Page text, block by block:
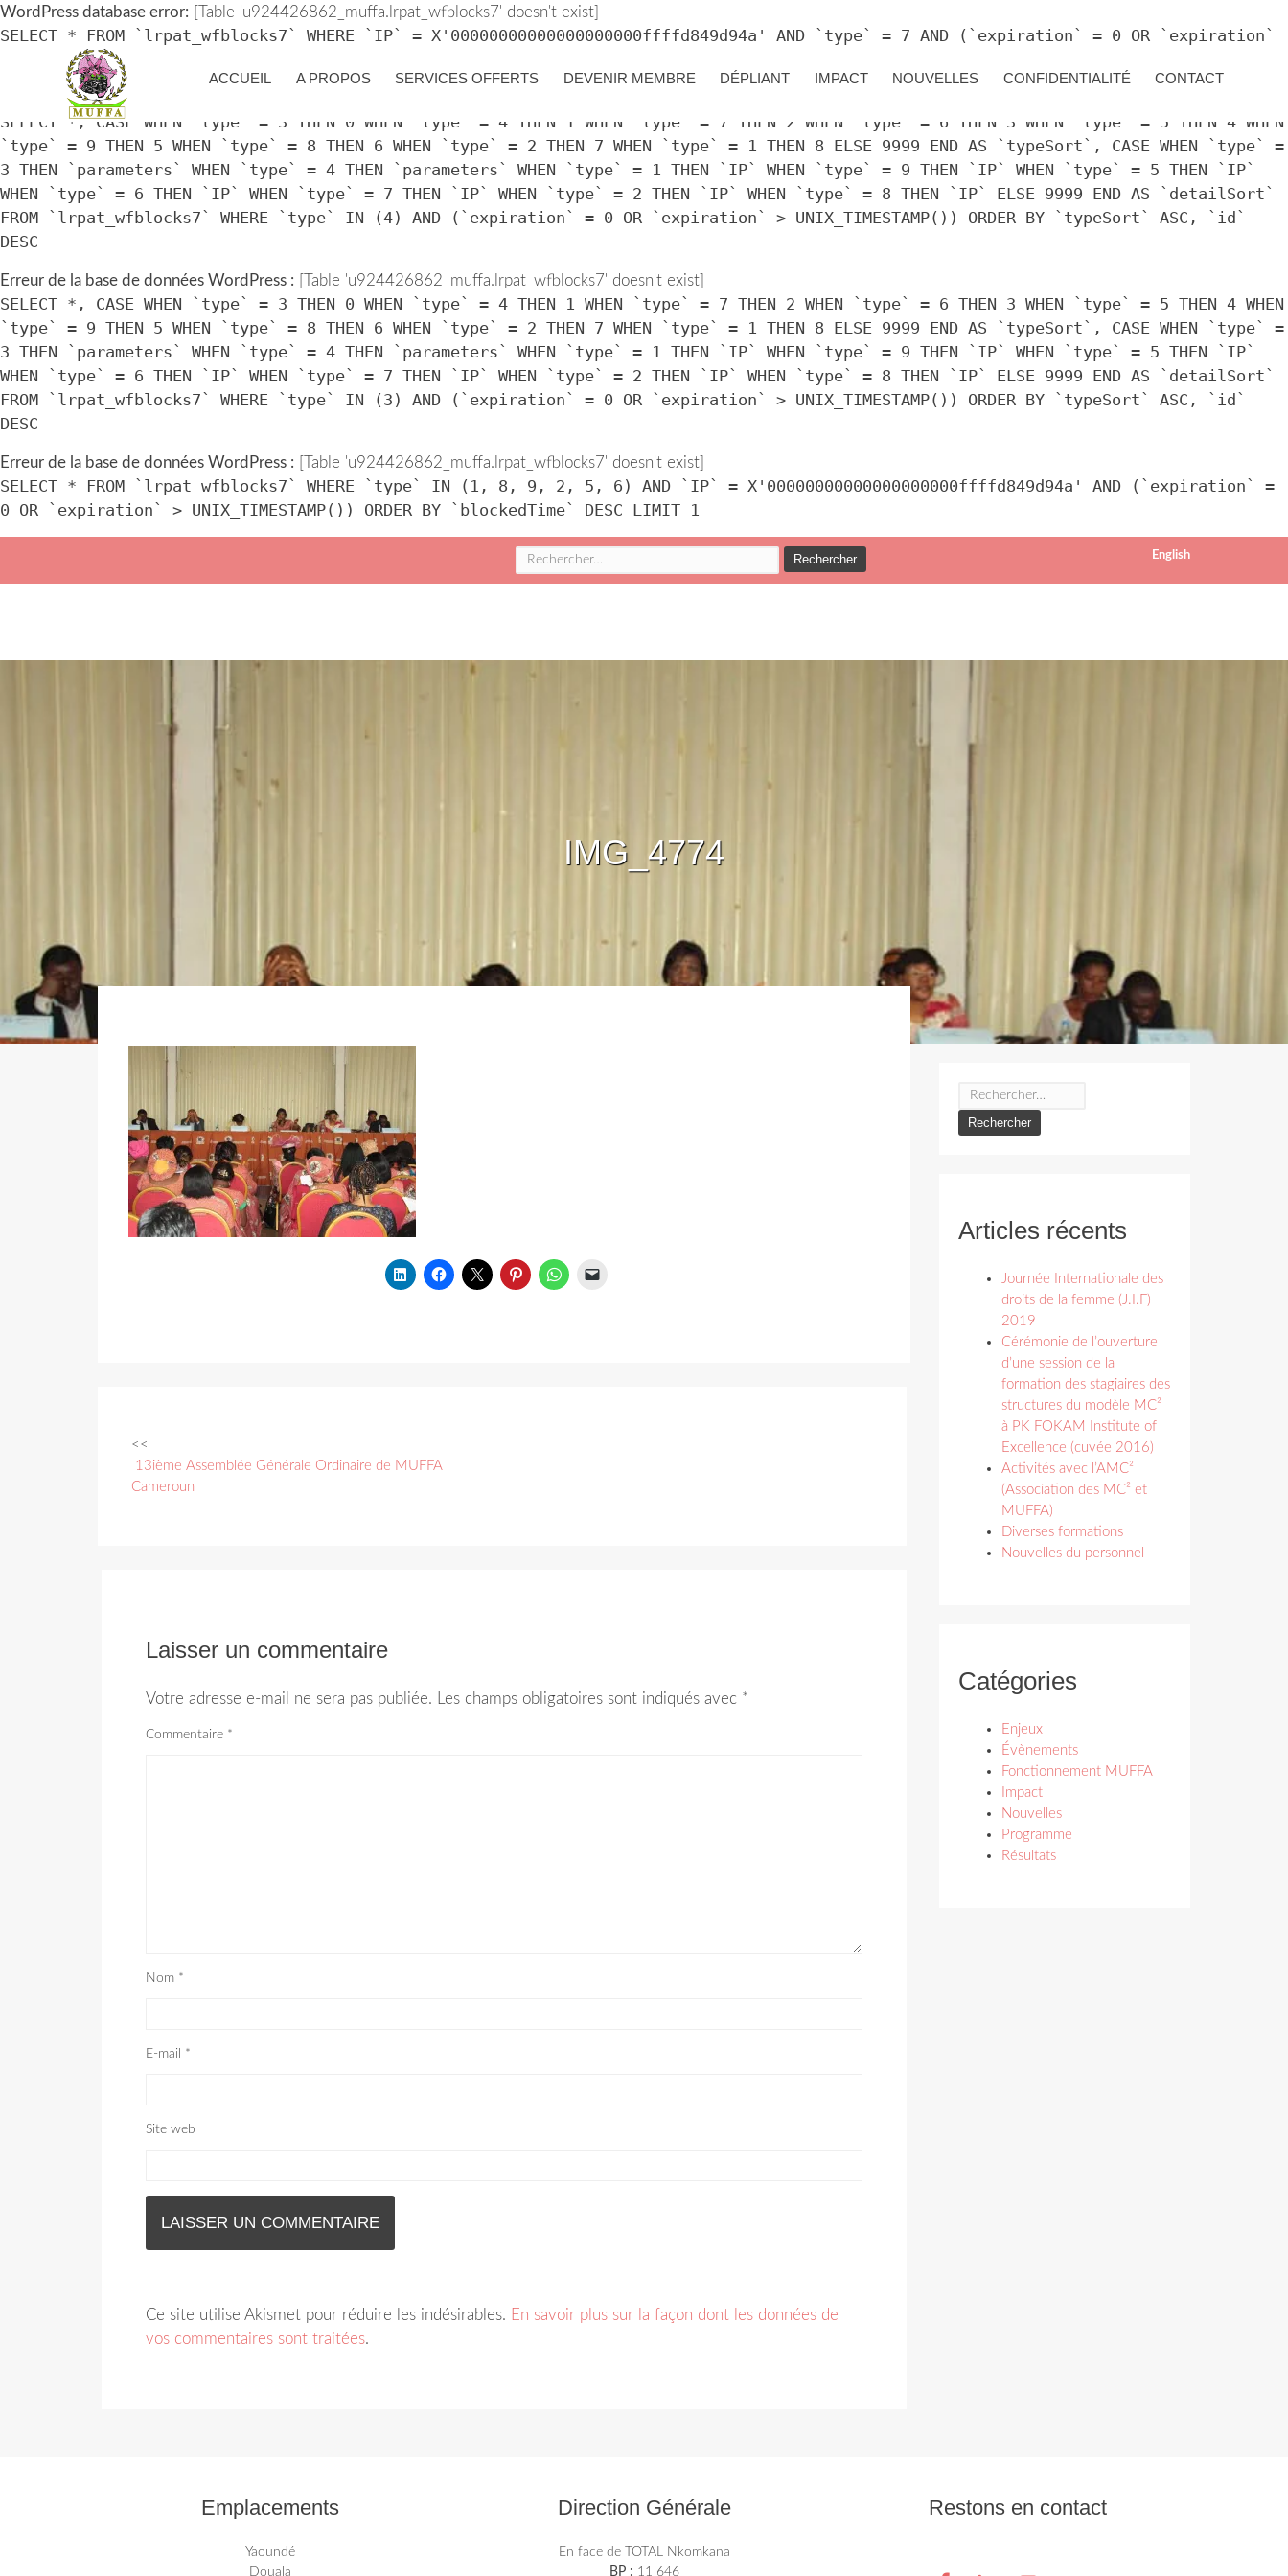
WordPress database error: [Table 'u924426862_muffa.lrpat_wfblocks7' doesn't exist]
SELECT * FROM `lrpat_wfblocks7` WHERE `IP` = X'00000000000000000000ffffd849d94a' AND `type` = 7 AND (`expiration` = 0 OR `expiration`
> UNIX_TIMESTAMP())
Erreur de la base de données WordPress :
SELECT *, CASE WHEN `type` = 3 THEN 0 WHEN `type` = 4 THEN 1 WHEN `type` = 7 THEN 2 WHEN `type` = 6 THEN 3 WHEN `type` = 5 THEN 4 WHEN
`type` = 9 THEN 5 WHEN `type` = 8 THEN 6 WHEN `type` = 2 THEN 7 WHEN `type` = 1 THEN 8 ELSE 9999 END AS `typeSort`, CASE WHEN `type` =
3 THEN `parameters` WHEN `type` = 4 THEN `parameters` WHEN `type` = 1 THEN `IP` WHEN `type` = 9 THEN `IP` WHEN `type` = 5 THEN `IP`
WHEN `type` = 6 THEN `IP` WHEN `type` = 7 THEN `IP` WHEN `type` = 2 THEN `IP` WHEN `type` = 8 THEN `IP` ELSE 9999 END AS `detailSort`
FROM `lrpat_wfblocks7` WHERE `type` IN (4) AND (`expiration` = 0 OR `expiration` > UNIX_TIMESTAMP()) ORDER BY `typeSort` ASC, `id`
DESC
Erreur de la base de données WordPress : [Table 'u924426862_muffa.lrpat_wfblocks7' doesn't exist]
SELECT *, CASE WHEN `type` = 3 THEN 0 WHEN `type` = 4 THEN 1 WHEN `type` = 7 THEN 2 WHEN `type` = 6 THEN 3 WHEN `type` = 5 THEN 4 WHEN
`type` = 9 THEN 5 WHEN `type` = 8 THEN 6 WHEN `type` = 2 THEN 7 WHEN `type` = 1 THEN 8 ELSE 9999 END AS `typeSort`, CASE WHEN `type` =
3 THEN `parameters` WHEN `type` = 4 THEN `parameters` WHEN `type` = 1 THEN `IP` WHEN `type` = 9 THEN `IP` WHEN `type` = 5 THEN `IP`
WHEN `type` = 6 THEN `IP` WHEN `type` = 7 THEN `IP` WHEN `type` = 2 THEN `IP` WHEN `type` = 8 THEN `IP` ELSE 9999 END AS `detailSort`
FROM `lrpat_wfblocks7` WHERE `type` IN (3) AND (`expiration` = 0 OR `expiration` > UNIX_TIMESTAMP()) ORDER BY `typeSort` ASC, `id`
DESC
Erreur de la base de données WordPress : [Table 'u924426862_muffa.lrpat_wfblocks7' doesn't exist]
SELECT * FROM `lrpat_wfblocks7` WHERE `type` IN (1, 8, 9, 2, 5, 6) AND `IP` = X'00000000000000000000ffffd849d94a' AND (`expiration` =
0 OR `expiration` > UNIX_TIMESTAMP()) ORDER BY `blockedTime` DESC LIMIT 1
Rechercher : English
ACCUEIL A PROPOS SERVICES OFFERTS DEVENIR MEMBRE DÉPLIANT IMPACT NOUVELLES CONFIDENTIALITÉ CONTACT
IMG_4774
Navigation
des
<<
13ième Assemblée Générale Ordinaire de MUFFA
Cameroun
Laisser un commentaire
Votre adresse e-mail ne sera pas publiée. Les champs obligatoires sont indiqués avec *
Commentaire *
Nom *
E-mail *
Site web
Ce site utilise Akismet pour réduire les indésirables. En savoir plus sur la façon dont les données de
vos commentaires sont traitées.
Rechercher :
Articles récents
Journée Internationale des
droits de la femme (J.I.F)
2019
Cérémonie de l’ouverture
d’une session de la
formation des stagiaires des
structures du modèle MC²
à PK FOKAM Institute of
Excellence (cuvée 2016)
Activités avec l’AMC²
(Association des MC² et
MUFFA)
Diverses formations
Nouvelles du personnel
Catégories
Enjeux
Évènements
Fonctionnement MUFFA
Impact
Nouvelles
Programme
Résultats
Emplacements
Yaoundé
Douala
Direction Générale
En face de TOTAL Nkomkana
BP : 11 646
Restons en contact